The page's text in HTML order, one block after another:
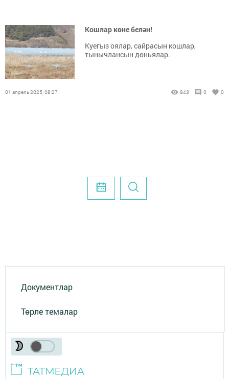
Кошлар көне белән!
Куегыз оялар, сайрасын кошлар,
тынычлансын дөньялар.
01 апрель 2025, 08:27 843 0 0
Документлар
Төрле темалар